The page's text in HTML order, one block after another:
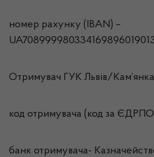
номер рахунку (IBAN) –
Отримувач ГУК Львiв/
код отримувача (код за
банк отримувача-